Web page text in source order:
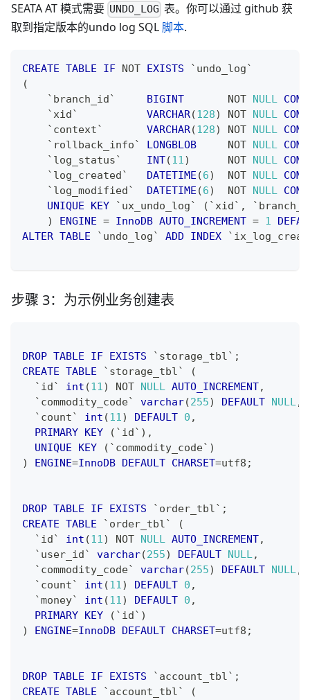
SEATA AT 模式需要 UNDO_LOG 表。你可以通过 github 获
取到指定版本的undo log SQL脚本.
CREATE TABLE IF NOT EXISTS ` undo_log `
(
` branch_id ` BIGINT NOT NULL
`xid ` VARCHAR(128) NOT NULL
` context ` VARCHAR(128) NOT NULL
` rollback_info ` LONGBLOB NOT NULL
` log_status ` INT(11) NOT NULL
` log_created ` DATETIME (6) NOT NULL
` log_modified ` DATETIME (6) NOT NULL
UNIQUE
KEY ` ux_undo_log ` ( `xid ` , `
)
ENGINE = InnoDB AUTO_INCREMENT = 1
ALTER TABLE ` undo_log ` ADD INDEX `
步骤 3：为示例业务创建表
DROP TABLE IF EXISTS ` storage_tbl ` ;
CREATE TABLE ` storage_tbl `
(
` id ` int (11) NOT NULL AUTO_INCREMENT,
` commodity_code` varchar(255) DEFAULT NULL,
` count ` int (11) DEFAULT 0 ,
PRIMARY
KEY ( ` id ` ) ,
UNIQUE
KEY ( ` commodity_code` )
)
ENGINE=InnoDB DEFAULT CHARSET=utf8 ;
DROP TABLE IF EXISTS ` order_tbl ` ;
CREATE TABLE ` order_tbl `
(
` id ` int (11) NOT NULL AUTO_INCREMENT,
` user_id ` varchar(255) DEFAULT NULL,
` commodity_code` varchar(255) DEFAULT NULL,
` count ` int (11) DEFAULT 0 ,
`money` int (11) DEFAULT 0 ,
PRIMARY
KEY ( ` id ` )
)
ENGINE=InnoDB DEFAULT CHARSET=utf8 ;
DROP TABLE IF EXISTS ` account_tbl ` ;
CREATE TABLE ` account_tbl `
(